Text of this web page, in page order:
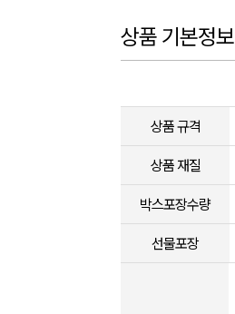
상품 기본정보
상품 규격
상품 재질
박스포장수량
선물포장